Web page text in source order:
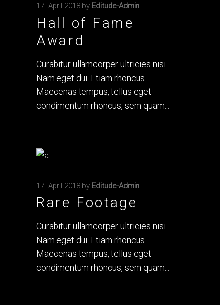
17. April 2018 by Editude-Admin
Hall of Fame
Award
Curabitur ullamcorper ultricies nisi.
Nam eget dui. Etiam rhoncus.
Maecenas tempus, tellus eget
condimentum rhoncus, sem quam
17. April 2018 by Editude-Admin
Rare Footage
Curabitur ullamcorper ultricies nisi.
Nam eget dui. Etiam rhoncus.
Maecenas tempus, tellus eget
condimentum rhoncus, sem quam